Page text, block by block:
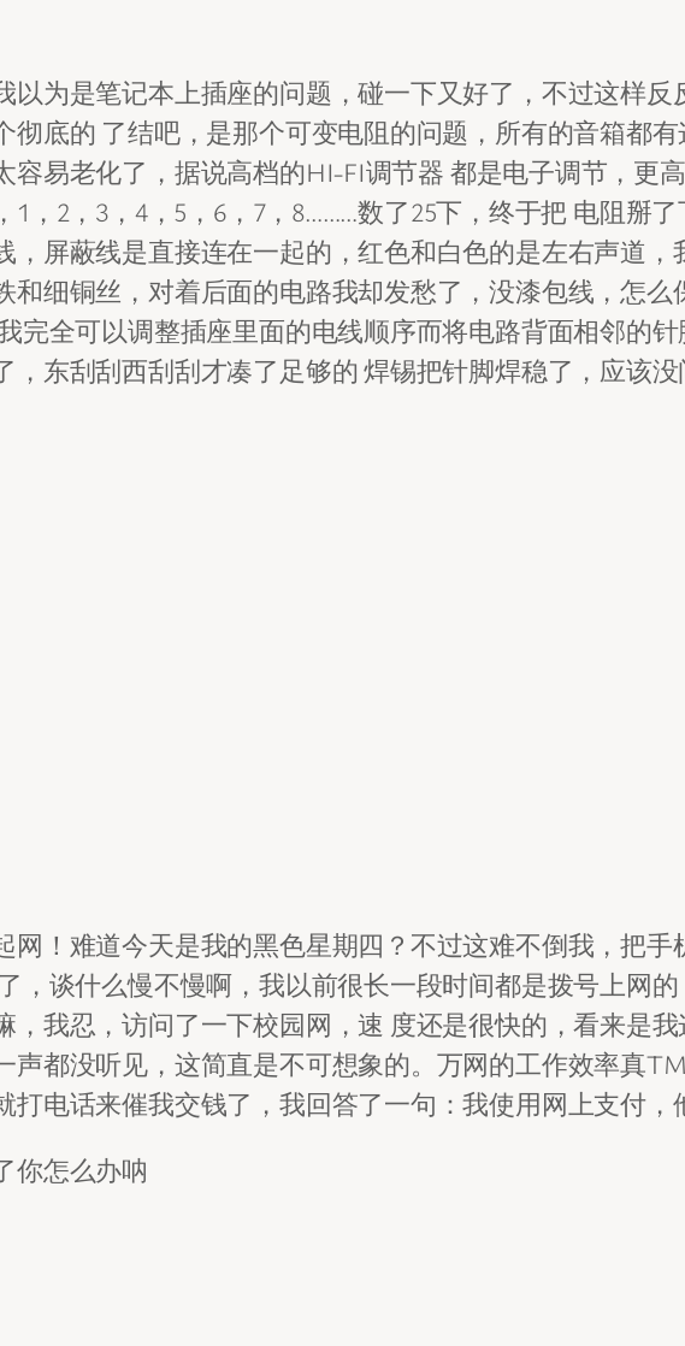
以为是笔记本上插座的问题，碰一下又好了，不过这样
彻底的 了结吧，是那个可变电阻的问题，所有的音箱都
容易老化了，据说高档的HI-FI调节器 都是电子调节，更
1，2，3，4，5，6，7，8………数了25下，终于把 电阻掰
，屏蔽线是直接连在一起的，红色和白色的是左右声道
和细铜丝，对着后面的电路我却发愁了，没漆包线，怎
完全可以调整插座里面的电线顺序而将电路背面相邻的
，东刮刮西刮刮才凑了足够的 焊锡把针脚焊稳了，应该
！难道今天是我的黑色星期四？不过这难不倒我，把手
，谈什么慢不慢啊，我以前很长一段时间都是拨号上网
，我忍，访问了一下校园网，速 度还是很快的，看来是
声都没听见，这简直是不可想象的。万网的工作效率真
电话来催我交钱了，我回答了一句：我使用网上支付，
你怎么办呐